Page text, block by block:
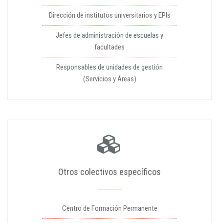
Dirección de institutos universitarios y EPIs
Jefes de administración de escuelas y
facultades
Responsables de unidades de gestión
(Servicios y Áreas)
Otros colectivos específicos
Centro de Formación Permanente